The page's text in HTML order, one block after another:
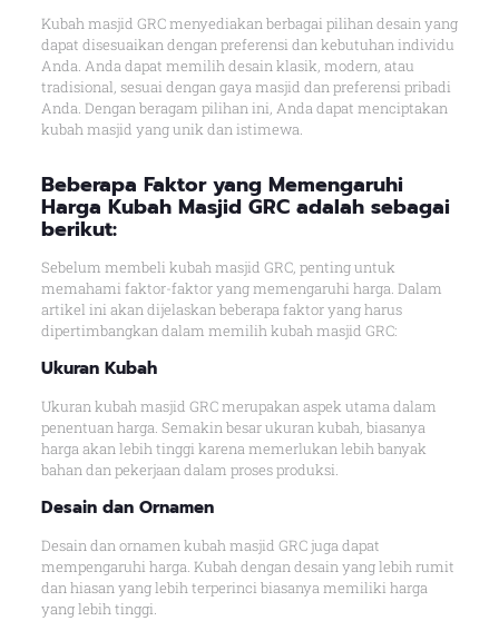
Kubah masjid GRC menyediakan berbagai pilihan desain yang
dapat disesuaikan dengan preferensi dan kebutuhan individu
Anda. Anda dapat memilih desain klasik, modern, atau
tradisional, sesuai dengan gaya masjid dan preferensi pribadi
Anda. Dengan beragam pilihan ini, Anda dapat menciptakan
kubah masjid yang unik dan istimewa.
Beberapa Faktor yang Memengaruhi
Harga Kubah Masjid GRC adalah sebagai
berikut:
Sebelum membeli kubah masjid GRC, penting untuk
memahami faktor-faktor yang memengaruhi harga. Dalam
artikel ini akan dijelaskan beberapa faktor yang harus
dipertimbangkan dalam memilih kubah masjid GRC:
Ukuran Kubah
Ukuran kubah masjid GRC merupakan aspek utama dalam
penentuan harga. Semakin besar ukuran kubah, biasanya
harga akan lebih tinggi karena memerlukan lebih banyak
bahan dan pekerjaan dalam proses produksi.
Desain dan Ornamen
Desain dan ornamen kubah masjid GRC juga dapat
mempengaruhi harga. Kubah dengan desain yang lebih rumit
dan hiasan yang lebih terperinci biasanya memiliki harga
yang lebih tinggi.